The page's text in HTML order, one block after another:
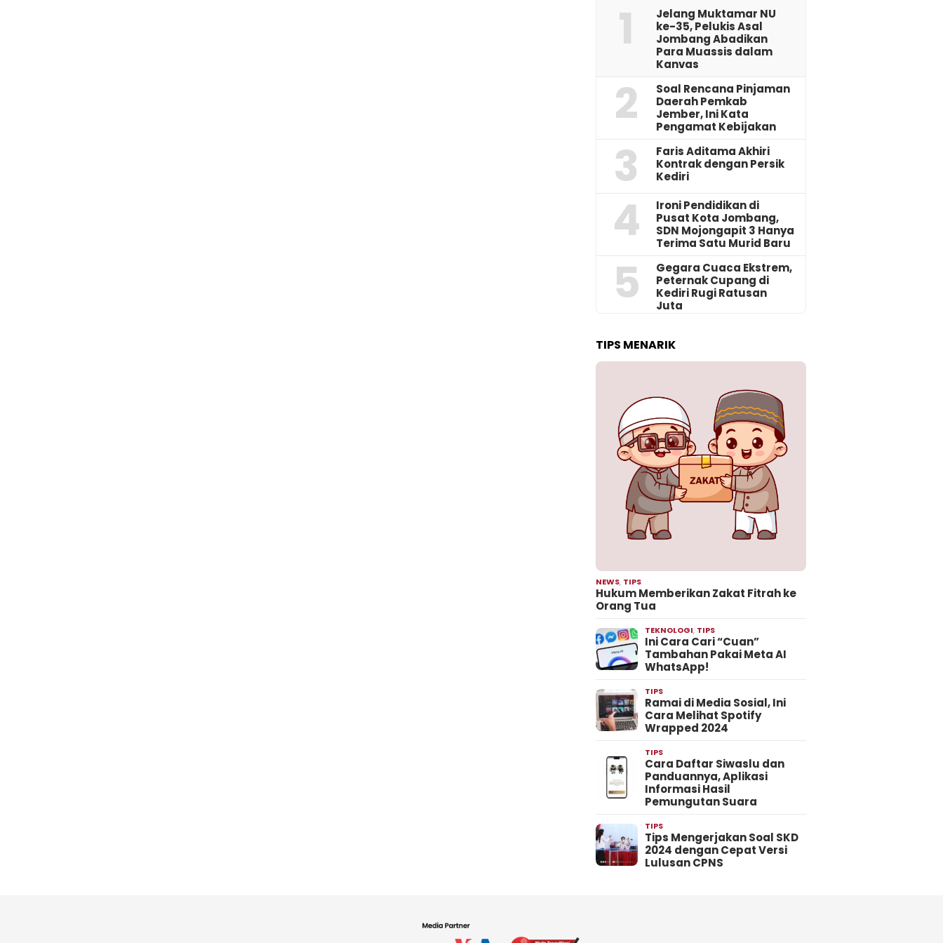
1
Jelang Muktamar NU
ke-35, Pelukis Asal
Jombang Abadikan
Para Muassis dalam
Kanvas
2
‎Soal Rencana Pinjaman
Daerah Pemkab
Jember, Ini Kata
Pengamat Kebijakan ‎
3
Faris Aditama Akhiri
Kontrak dengan Persik
Kediri
4
Ironi Pendidikan di
Pusat Kota Jombang,
SDN Mojongapit 3 Hanya
Terima Satu Murid Baru
5
‎Gegara Cuaca Ekstrem,
Peternak Cupang di
Kediri Rugi Ratusan
Juta
TIPS MENARIK
NEWS, TIPS
Hukum Memberikan Zakat Fitrah ke
Orang Tua
TEKNOLOGI, TIPS
Ini Cara Cari “Cuan”
Tambahan Pakai Meta AI
WhatsApp!
TIPS
Ramai di Media Sosial, Ini
Cara Melihat Spotify
Wrapped 2024
TIPS
Cara Daftar Siwaslu dan
Panduannya, Aplikasi
Informasi Hasil
Pemungutan Suara
TIPS
Tips Mengerjakan Soal SKD
2024 dengan Cepat Versi
Lulusan CPNS